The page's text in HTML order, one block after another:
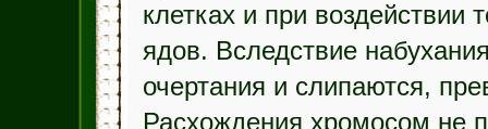
клетках и при воздействии
ядов. Вследствие
очертания и слипаются,
Расхождения хромосом не